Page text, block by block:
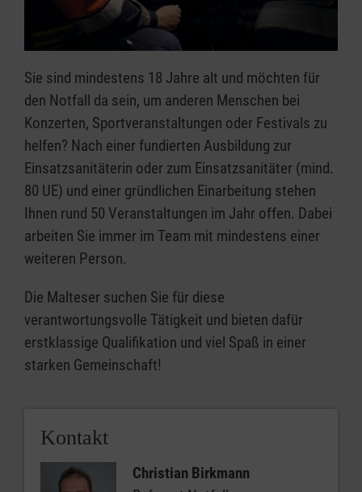
Sie sind mindestens 18 Jahre alt und möchten für
den Notfall da sein, um anderen Menschen bei
Konzerten, Sportveranstaltungen oder Festivals zu
helfen? Nach einer fundierten Ausbildung zur
Einsatzsanitäterin oder zum Einsatzsanitäter (mind.
80 UE) und einer gründlichen Einarbeitung stehen
Ihnen rund 50 Veranstaltungen im Jahr offen. Dabei
arbeiten Sie immer im Team mit mindestens einer
weiteren Person.
Die Malteser suchen Sie für diese
verantwortungsvolle Tätigkeit und bieten dafür
erstklassige Qualifikation und viel Spaß in einer
starken Gemeinschaft!
Kontakt
Christian Birkmann